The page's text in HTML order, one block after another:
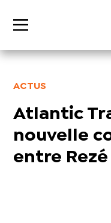
ACTUS
Atlantic
nouvelle
entre